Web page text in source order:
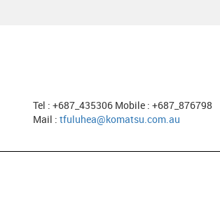
Tel : +687_435306 Mobile : +687_876798
Mail : tfuluhea@komatsu.com.au